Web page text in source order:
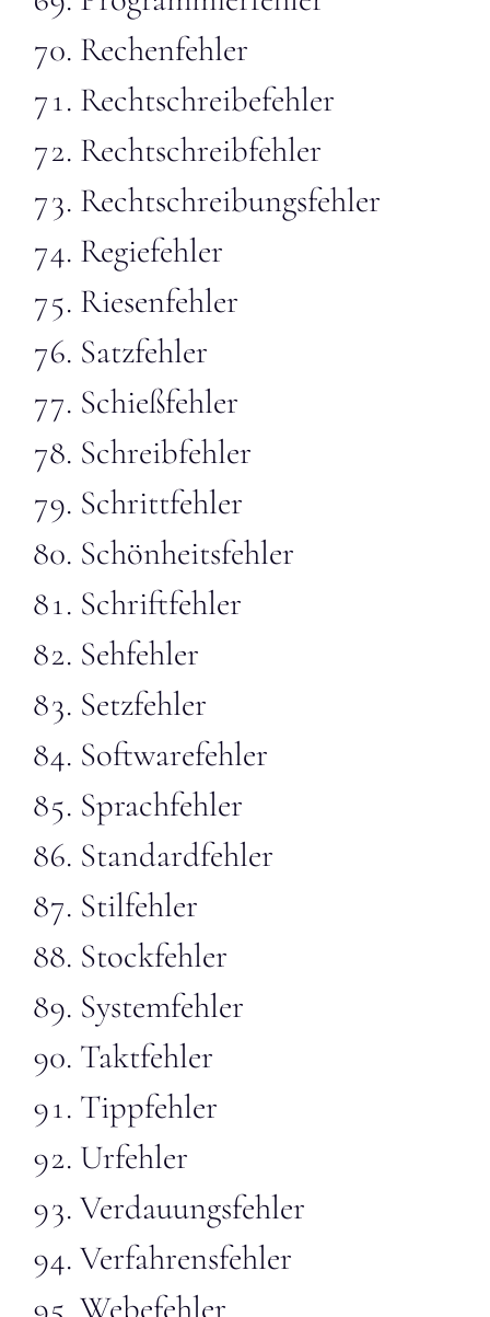
Rechenfehler
Rechtschreibefehler
Rechtschreibfehler
Rechtschreibungsfehler
Regiefehler
Riesenfehler
Satzfehler
Schießfehler
Schreibfehler
Schrittfehler
Schönheitsfehler
Schriftfehler
Sehfehler
Setzfehler
Softwarefehler
Sprachfehler
Standardfehler
Stilfehler
Stockfehler
Systemfehler
Taktfehler
Tippfehler
Urfehler
Verdauungsfehler
Verfahrensfehler
Webefehler